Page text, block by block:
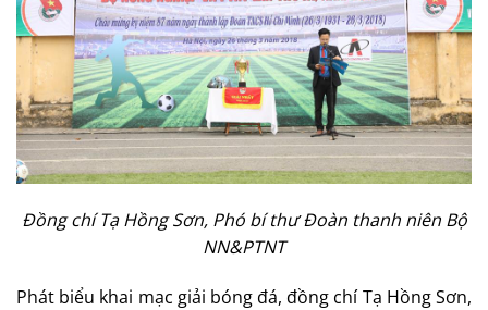
Đồng chí Tạ Hồng Sơn, Phó bí thưĐoàn thanh niên Bộ
NN&PTNT
Phát biểu khai mạc giải bóng đá, đồng chí Tạ Hồng Sơn,